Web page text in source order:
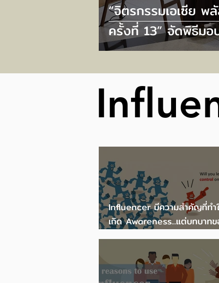
“จิตรกรรมเอเซีย พ
ครั้งที่ 13” จัดพิธีมอ
รางวัล และเปิดนิทร
ณ หอศิลปวัฒนธรร
กรุงเทพมหานคร
Influencer มีความสำคัญที่ทำ
เกิด Awareness...แต่บทบาท
Influencer ไม่ควรเหนือ